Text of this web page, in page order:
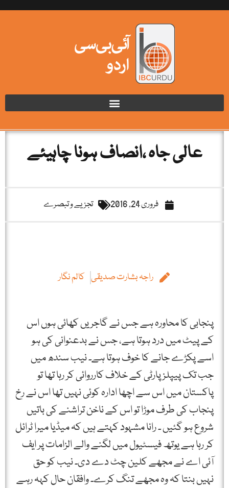
عالی جاہ ،انصاف ہونا چاہیئے
فروری 24, 2016 تجزیے و تبصرے
راجہ بشارت صدیقی کالم نگار
پنجابی کا محاورہ ہے جس نے گاجریں کھائی ہوں اس
کے پیٹ میں درد ہوتا ہے، جس نے بدعنوانی کی ہو
اسے پکڑے جانے کا خوف ہوتا ہے۔ نیب سندھ میں
جب تک پیپلزپارٹی کے خلاف کارروائی کر رہا تھا تو
پاکستان میں اس سے اچھا ادارہ کوئی نہیں تھا اس نے رخ
پنجاب کی طرف موڑا تو اس کے ناخن تراشنے کی باتیں
شروع ہو گئیں ۔ رانا مشہود کہتے ہیں کہ میڈیا میرا ٹرائل
کر رہا ہے یوتھ فیسٹیول میں لگنے والے الزامات پر ایف
آئی اے نے مجھے کلین چٹ دے دی۔ نیب کو حق
نہیں بنتا کہ وہ مجھے تنگ کرے۔ وافقان حال کہہ رہے